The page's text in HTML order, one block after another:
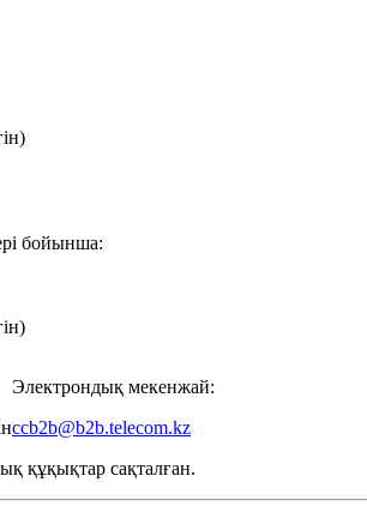
бойынша:
Электрондық мекенжай:
ccb2b@b2b.telecom.kz
құқықтар сақталған.